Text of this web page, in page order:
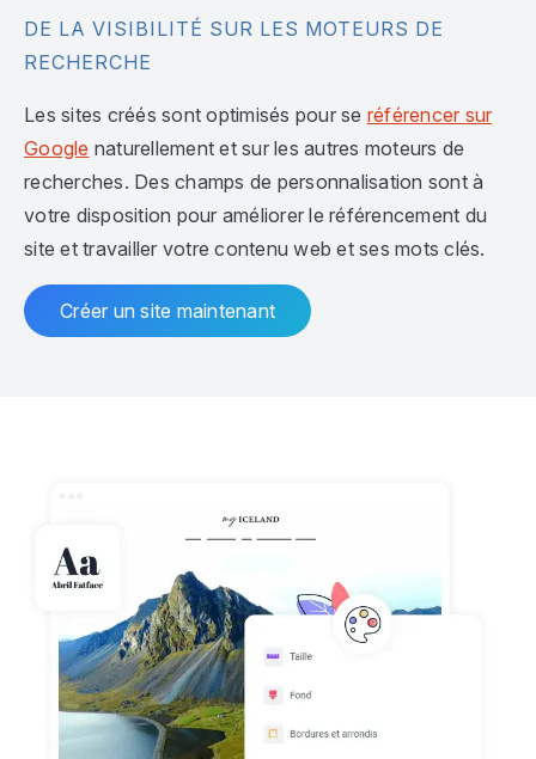
DE LA VISIBILITÉ SUR LES MOTEURS DE
RECHERCHE
Les sites créés sont optimisés pour se référencer sur
Google naturellement et sur les autres moteurs de
recherches. Des champs de personnalisation sont à
votre disposition pour améliorer le référencement du
site et travailler votre contenu web et ses mots clés.
Créer un site maintenant